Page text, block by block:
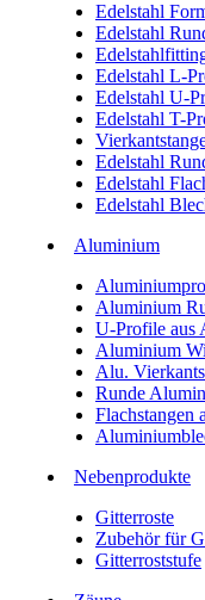
Edelstahl
Edelstahl
Edelstahl L-
Edelstahl U-
Edelstahl T-
Edelstahl
Edelstahl
Edelstahl
Aluminium
Aluminium
U-Profile aus
Aluminium
Alu.
Runde
Flachstangen
Nebenprodukte
Gitterroste
Zubehör für
Gitterroststufe